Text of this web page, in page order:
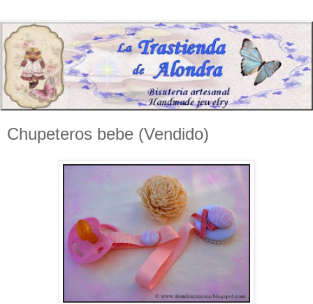
Chupeteros bebe (Vendido)